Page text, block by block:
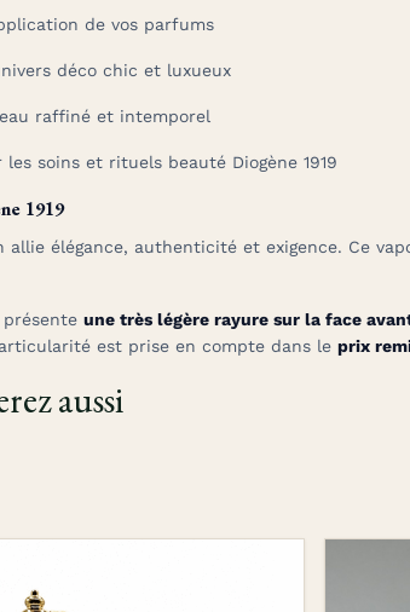
de vos parfums
déco chic et luxueux
raffiné et intemporel
les soins et rituels beauté Diogène 1919
1919
allie élégance, authenticité et exigence. Ce
une très légère rayure sur la face
est prise en compte dans le prix
aussi